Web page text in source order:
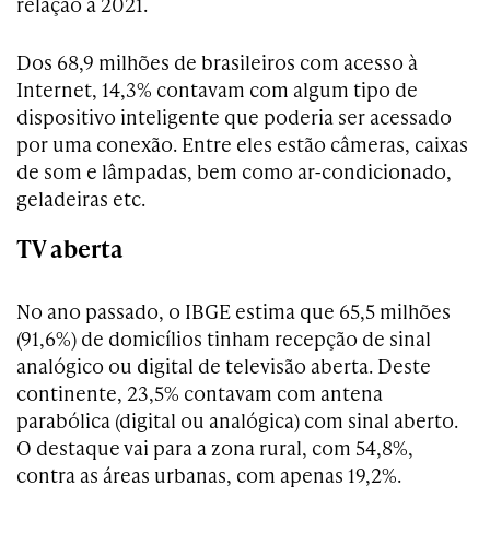
Dos 68,9 milhões de brasileiros com acesso à
Internet, 14,3% contavam com algum tipo de
dispositivo inteligente que poderia ser acessado
por uma conexão. Entre eles estão câmeras, caixas
de som e lâmpadas, bem como ar-condicionado,
geladeiras etc.
TV aberta
No ano passado, o IBGE estima que 65,5 milhões
(91,6%) de domicílios tinham recepção de sinal
analógico ou digital de televisão aberta. Deste
continente, 23,5% contavam com antena
parabólica (digital ou analógica) com sinal aberto.
O destaque vai para a zona rural, com 54,8%,
contra as áreas urbanas, com apenas 19,2%.